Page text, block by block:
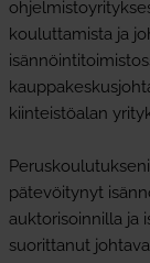
kouluttamista ja
kiinteistöalan
pätevöitynyt
auktorisoinnilla ja
suorittanut